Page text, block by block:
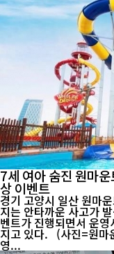
7세 여아 숨진 원마
상 이벤트
경기 고양시 일산 원마
지는 안타까운 사고가
벤트가 진행되면서 운
지고 있다. (사진=원마운트 워터파크 누리집) 여기에 장기간 경
영...